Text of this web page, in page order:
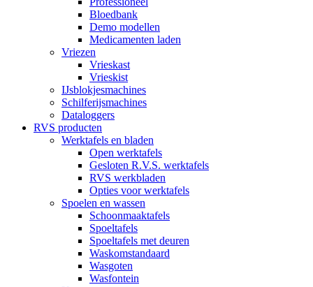
Bloedbank
Demo modellen
Medicamenten laden
Vriezen
Vrieskast
Vrieskist
IJsblokjesmachines
Schilferijsmachines
Dataloggers
RVS producten
Werktafels en bladen
Open werktafels
Gesloten R.V.S. werktafels
RVS werkbladen
Opties voor werktafels
Spoelen en wassen
Schoonmaaktafels
Spoeltafels
Spoeltafels met deuren
Waskomstandaard
Wasgoten
Wasfontein